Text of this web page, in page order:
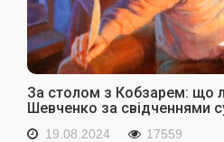
За столом з Кобзарем: що
Шевченко за свідченнями
19.08.2024 17559